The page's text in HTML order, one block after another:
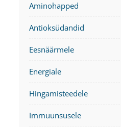
Aminohapped
Antioksüdandid
Eesnäärmele
Energiale
Hingamisteedele
Immuunsusele